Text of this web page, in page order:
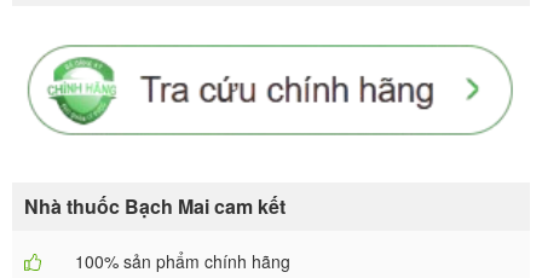
Nhà thuốc Bạch Mai cam kết
100% sản phẩm chính hãng